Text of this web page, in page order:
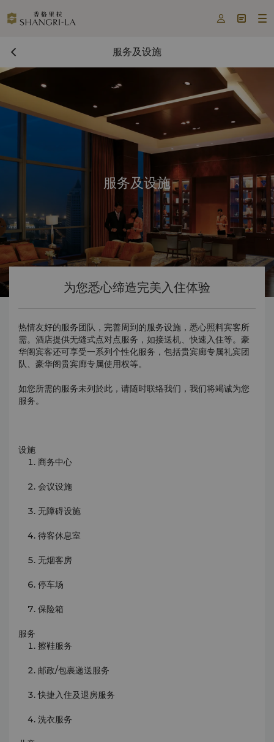
  
服务及设施
服务及设施
为您悉心缔造完美入住体验
热情友好的服务团队，完善周到的服务设施，悉心照料宾客所
需。酒店提供无缝式点对点服务，如接送机、快速入住等。豪
华阁宾客还可享受一系列个性化服务，包括贵宾廊专属礼宾团
队、豪华阁贵宾廊专属使用权等。
如您所需的服务未列於此，请随时联络我们，我们将竭诚为您
服务。
设施
商务中心
会议设施
无障碍设施
待客休息室
无烟客房
停车场
保险箱
服务
擦鞋服务
邮政/包裹递送服务
快捷入住及退房服务
洗衣服务